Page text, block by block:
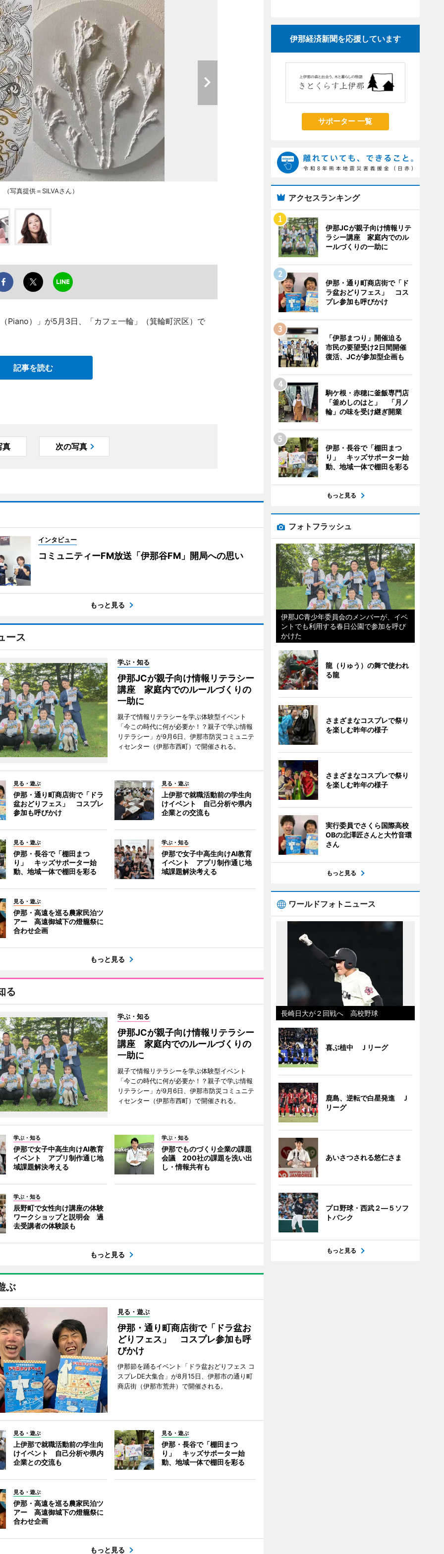
写真提供＝SILVAさん）
Piano）」が5月3日、「カフェ一輪」（箕輪町沢区）で
記事を読む
真 次の写真
インタビュー
コミュニティーFM放送「伊那谷FM」開局への思い
もっと見る
ース
学ぶ・知る
伊那JCが親子向け情報リテラシー
講座 家庭内でのルールづくりの
一助に
親子で情報リテラシーを学ぶ体験型イベント
「今この時代に何が必要か！？親子で学ぶ情報
リテラシー」が9月6日、伊那市防災コミュニテ
ィセンター（伊那市西町）で開催される。
見る・遊ぶ
伊那・通り町商店街で「ドラ
盆おどりフェス」 コスプレ
参加も呼びかけ
見る・遊ぶ
上伊那で就職活動前の学生向
けイベント 自己分析や県内
企業との交流も
見る・遊ぶ
伊那・長谷で「棚田まつ
り」 キッズサポーター始
動、地域一体で棚田を彩る
学ぶ・知る
伊那で女子中高生向けAI教育
イベント アプリ制作通じ地
域課題解決考える
見る・遊ぶ
伊那・高遠を巡る農家民泊ツ
アー 高遠御城下の燈籠祭に
合わせ企画
もっと見る
る
学ぶ・知る
伊那JCが親子向け情報リテラシー
講座 家庭内でのルールづくりの
一助に
親子で情報リテラシーを学ぶ体験型イベント
「今この時代に何が必要か！？親子で学ぶ情報
リテラシー」が9月6日、伊那市防災コミュニテ
ィセンター（伊那市西町）で開催される。
学ぶ・知る
伊那で女子中高生向けAI教育
イベント アプリ制作通じ地
域課題解決考える
学ぶ・知る
伊那でものづくり企業の課題
会議 200社の課題を洗い出
し・情報共有も
学ぶ・知る
辰野町で女性向け講座の体験
ワークショップと説明会 過
去受講者の体験談も
もっと見る
ぶ
見る・遊ぶ
伊那・通り町商店街で「ドラ盆お
どりフェス」 コスプレ参加も呼
びかけ
伊那節を踊るイベント「ドラ盆おどりフェス コ
スプレDE大集合」が8月15日、伊那市の通り町
商店街（伊那市荒井）で開催される。
見る・遊ぶ
上伊那で就職活動前の学生向
けイベント 自己分析や県内
企業との交流も
見る・遊ぶ
伊那・長谷で「棚田まつ
り」 キッズサポーター始
動、地域一体で棚田を彩る
見る・遊ぶ
伊那・高遠を巡る農家民泊ツ
アー 高遠御城下の燈籠祭に
合わせ企画
もっと見る
伊那経済新聞を応援しています
サポーター 一覧
アクセスランキング
伊那JCが親子向け情報リテ
ラシー講座 家庭内でのル
ールづくりの一助に
伊那・通り町商店街で「ド
ラ盆おどりフェス」 コス
プレ参加も呼びかけ
「伊那まつり」開催迫る
市民の要望受け2日間開催
復活、JCが参加型企画も
駒ケ根・赤穂に釜飯専門店
「釜めしのはと」 「月ノ
輪」の味を受け継ぎ開業
伊那・長谷で「棚田まつ
り」 キッズサポーター始
動、地域一体で棚田を彩る
もっと見る
フォトフラッシュ
伊那JC青少年委員会のメンバーが、イベ
ントでも利用する春日公園で参加を呼び
かけた
龍（りゅう）の舞で使われ
る龍
さまざまなコスプレで祭り
を楽しむ昨年の様子
さまざまなコスプレで祭り
を楽しむ昨年の様子
実行委員でさくら国際高校
OBの北澤匠さんと大竹音環
さん
もっと見る
ワールドフォトニュース
長崎日大が２回戦へ 高校野球
喜ぶ植中 Ｊリーグ
鹿島、逆転で白星発進 Ｊ
リーグ
あいさつされる悠仁さま
プロ野球・西武２―５ソフ
トバンク
もっと見る